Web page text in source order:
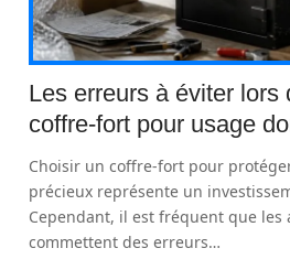
Les erreurs à éviter lors
coffre-fort pour usage
Choisir un coffre-fort pour
précieux représente un
Cependant, il est fréquent que les
commettent des erreurs…